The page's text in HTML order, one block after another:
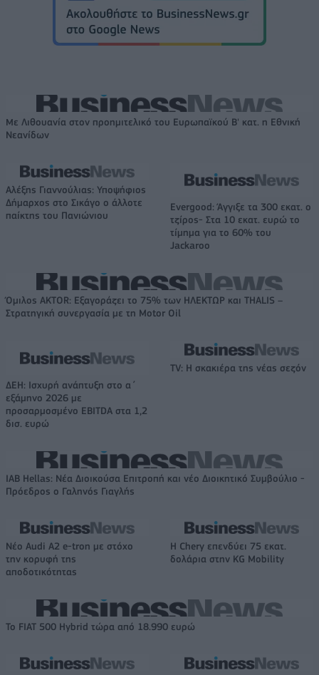
Με Λιθουανία στον προημιτελικό του Ευρωπαϊκού Β' κατ. η Εθνική
Νεανίδων
Αλέξης Γιαννούλιας: Υποψήφιος
Δήμαρχος στο Σικάγο ο άλλοτε
παίκτης του Πανιώνιου
Evergood: Άγγιξε τα 300 εκατ. ο
τζίρος- Στα 10 εκατ. ευρώ το
τίμημα για το 60% του
Jackaroo
Όμιλος AKTOR: Εξαγοράζει το 75% των ΗΛΕΚΤΩΡ και THALIS –
Στρατηγική συνεργασία με τη Motor Oil
ΔΕΗ: Ισχυρή ανάπτυξη στο α΄
εξάμηνο 2026 με
προσαρμοσμένο EBITDA στα 1,2
δισ. ευρώ
TV: Η σκακιέρα της νέας σεζόν
IAB Hellas: Νέα Διοικούσα Επιτροπή και νέο Διοικητικό Συμβούλιο -
Πρόεδρος ο Γαληνός Γιαγλής
Νέο Audi A2 e-tron με στόχο
την κορυφή της
αποδοτικότητας
Η Chery επενδύει 75 εκατ.
δολάρια στην KG Mobility
Το FIAT 500 Hybrid τώρα από 18.990 ευρώ